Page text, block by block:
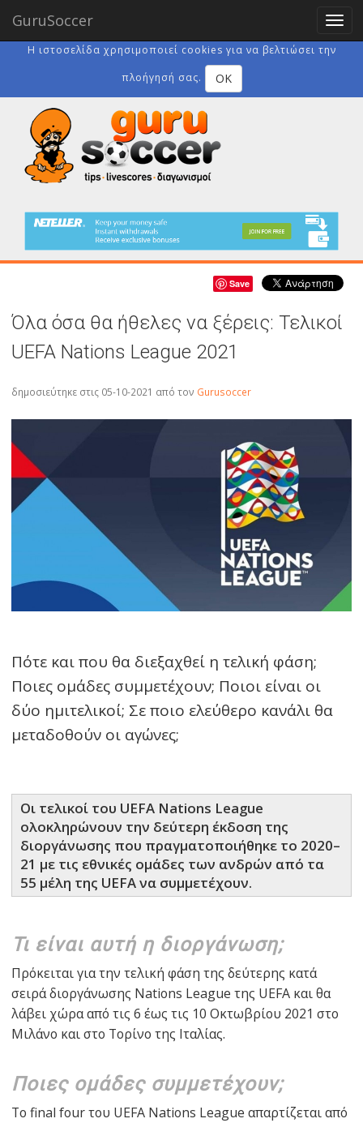
Η ιστοσελίδα χρησιμοποιεί cookies για να βελτιώσει την
πλοήγησή σας. OK
Save
Όλα όσα θα ήθελες να ξέρεις: Τελικοί
UEFA Nations League 2021
δημοσιεύτηκε στις 05-10-2021 από τον Gurusoccer
Πότε και που θα διεξαχθεί η τελική φάση;
Ποιες ομάδες συμμετέχουν; Ποιοι είναι οι
δύο ημιτελικοί; Σε ποιο ελεύθερο κανάλι θα
μεταδοθούν οι αγώνες;
Οι τελικοί του UEFA Nations League
ολοκληρώνουν την δεύτερη έκδοση της
διοργάνωσης που πραγματοποιήθηκε το 2020–
21 με τις εθνικές ομάδες των ανδρών από τα
55 μέλη της UEFA να συμμετέχουν.
Τι είναι αυτή η διοργάνωση;
Πρόκειται για την τελική φάση της δεύτερης κατά
σειρά διοργάνωσης Nations League της UEFA και θα
λάβει χώρα από τις 6 έως τις 10 Οκτωβρίου 2021 στο
Μιλάνο και στο Τορίνο της Ιταλίας.
Ποιες ομάδες συμμετέχουν;
Το final four του UEFA Nations League απαρτίζεται από
GuruSoccer